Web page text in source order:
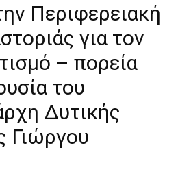
Περιφερειακή
για τον
– πορεία
του
Δυτικής
Γιώργου